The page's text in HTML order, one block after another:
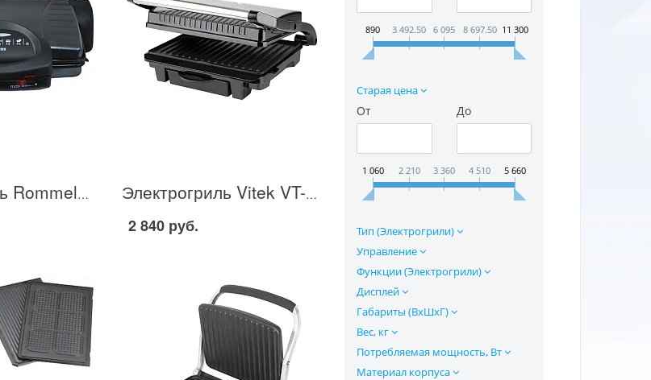
890 3 492.50 6 095 8 697.50 11 300
Старая цена
От До
1 060 2 210 3 360 4 510 5 660
Тип (Электрогрили)
Управление
Функции (Электрогрили)
Дисплей
Габариты (ВхШхГ)
Вес, кг
Потребляемая мощность, Вт
Материал корпуса
Электрогриль Rommelsbacher KG 2000 в Москве Электрогриль Vitek VT-2635 в Москве
2 840 руб.